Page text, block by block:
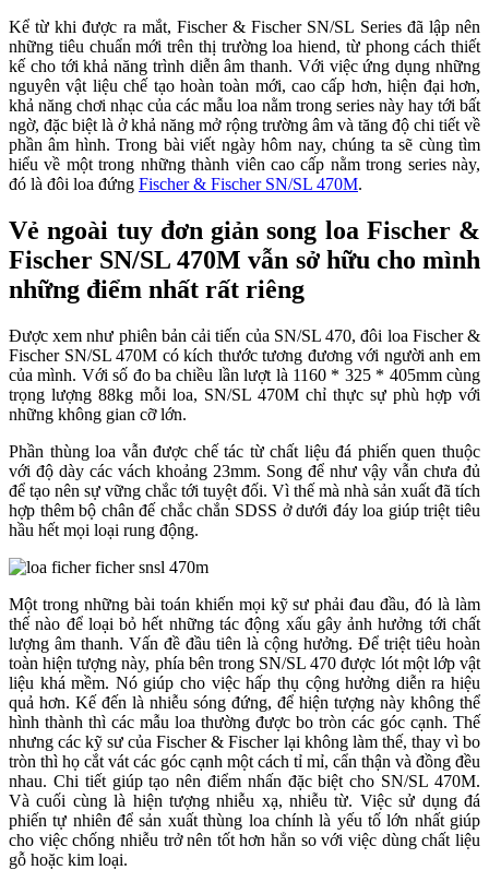
Kể từ khi được ra mắt, Fischer & Fischer SN/SL Series đã lập nên
những tiêu chuẩn mới trên thị trường loa hiend, từ phong cách thiết
kế cho tới khả năng trình diễn âm thanh. Với việc ứng dụng những
nguyên vật liệu chế tạo hoàn toàn mới, cao cấp hơn, hiện đại hơn,
khả năng chơi nhạc của các mẫu loa nằm trong series này hay tới bất
ngờ, đặc biệt là ở khả năng mở rộng trường âm và tăng độ chi tiết về
phần âm hình. Trong bài viết ngày hôm nay, chúng ta sẽ cùng tìm
hiểu về một trong những thành viên cao cấp nằm trong series này,
đó là đôi loa đứng Fischer & Fischer SN/SL 470M.
Vẻ ngoài tuy đơn giản song loa Fischer &
Fischer SN/SL 470M vẫn sở hữu cho mình
những điểm nhất rất riêng
Được xem như phiên bản cải tiến của SN/SL 470, đôi loa Fischer &
Fischer SN/SL 470M có kích thước tương đương với người anh em
của mình. Với số đo ba chiều lần lượt là 1160 * 325 * 405mm cùng
trọng lượng 88kg mỗi loa, SN/SL 470M chỉ thực sự phù hợp với
những không gian cỡ lớn.
Phần thùng loa vẫn được chế tác từ chất liệu đá phiến quen thuộc
với độ dày các vách khoảng 23mm. Song để như vậy vẫn chưa đủ
để tạo nên sự vững chắc tới tuyệt đối. Vì thế mà nhà sản xuất đã tích
hợp thêm bộ chân đế chắc chắn SDSS ở dưới đáy loa giúp triệt tiêu
hầu hết mọi loại rung động.
Một trong những bài toán khiến mọi kỹ sư phải đau đầu, đó là làm
thế nào để loại bỏ hết những tác động xấu gây ảnh hưởng tới chất
lượng âm thanh. Vấn đề đầu tiên là cộng hưởng. Để triệt tiêu hoàn
toàn hiện tượng này, phía bên trong SN/SL 470 được lót một lớp vật
liệu khá mềm. Nó giúp cho việc hấp thụ cộng hưởng diễn ra hiệu
quả hơn. Kế đến là nhiễu sóng đứng, để hiện tượng này không thể
hình thành thì các mẫu loa thường được bo tròn các góc cạnh. Thế
nhưng các kỹ sư của Fischer & Fischer lại không làm thế, thay vì bo
tròn thì họ cắt vát các góc cạnh một cách tỉ mỉ, cẩn thận và đồng đều
nhau. Chi tiết giúp tạo nên điểm nhấn đặc biệt cho SN/SL 470M.
Và cuối cùng là hiện tượng nhiễu xạ, nhiễu từ. Việc sử dụng đá
phiến tự nhiên để sản xuất thùng loa chính là yếu tố lớn nhất giúp
cho việc chống nhiễu trở nên tốt hơn hẳn so với việc dùng chất liệu
gỗ hoặc kim loại.